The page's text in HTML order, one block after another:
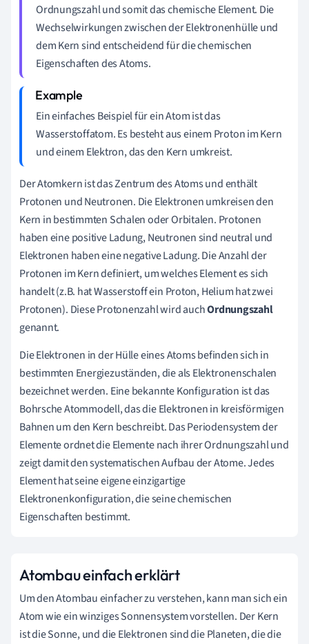
Ordnungszahl und somit das chemische Element. Die
Wechselwirkungen zwischen der Elektronenhülle und
dem Kern sind entscheidend für die chemischen
Eigenschaften des Atoms.
Ein einfaches Beispiel für ein Atom ist das
Wasserstoffatom. Es besteht aus einem Proton im Kern
und einem Elektron, das den Kern umkreist.
Der Atomkern ist das Zentrum des Atoms und enthält
Protonen und Neutronen. Die Elektronen umkreisen den
Kern in bestimmten Schalen oder Orbitalen. Protonen
haben eine positive Ladung, Neutronen sind neutral und
Elektronen haben eine negative Ladung. Die Anzahl der
Protonen im Kern definiert, um welches Element es sich
handelt (z.B. hat Wasserstoff ein Proton, Helium hat zwei
Protonen). Diese Protonenzahl wird auchOrdnungszahl
genannt.
Die Elektronen in der Hülle eines Atoms befinden sich in
bestimmten Energiezuständen, die als Elektronenschalen
bezeichnet werden. Eine bekannte Konfiguration ist das
Bohrsche Atommodell, das die Elektronen in kreisförmigen
Bahnen um den Kern beschreibt. Das Periodensystem der
Elemente ordnet die Elemente nach ihrer Ordnungszahl und
zeigt damit den systematischen Aufbau der Atome. Jedes
Element hat seine eigene einzigartige
Elektronenkonfiguration, die seine chemischen
Eigenschaften bestimmt.
Atombau einfach erklärt
Um den Atombau einfacher zu verstehen, kann man sich ein
Atom wie ein winziges Sonnensystem vorstellen. Der Kern
ist die Sonne, und die Elektronen sind die Planeten, die die